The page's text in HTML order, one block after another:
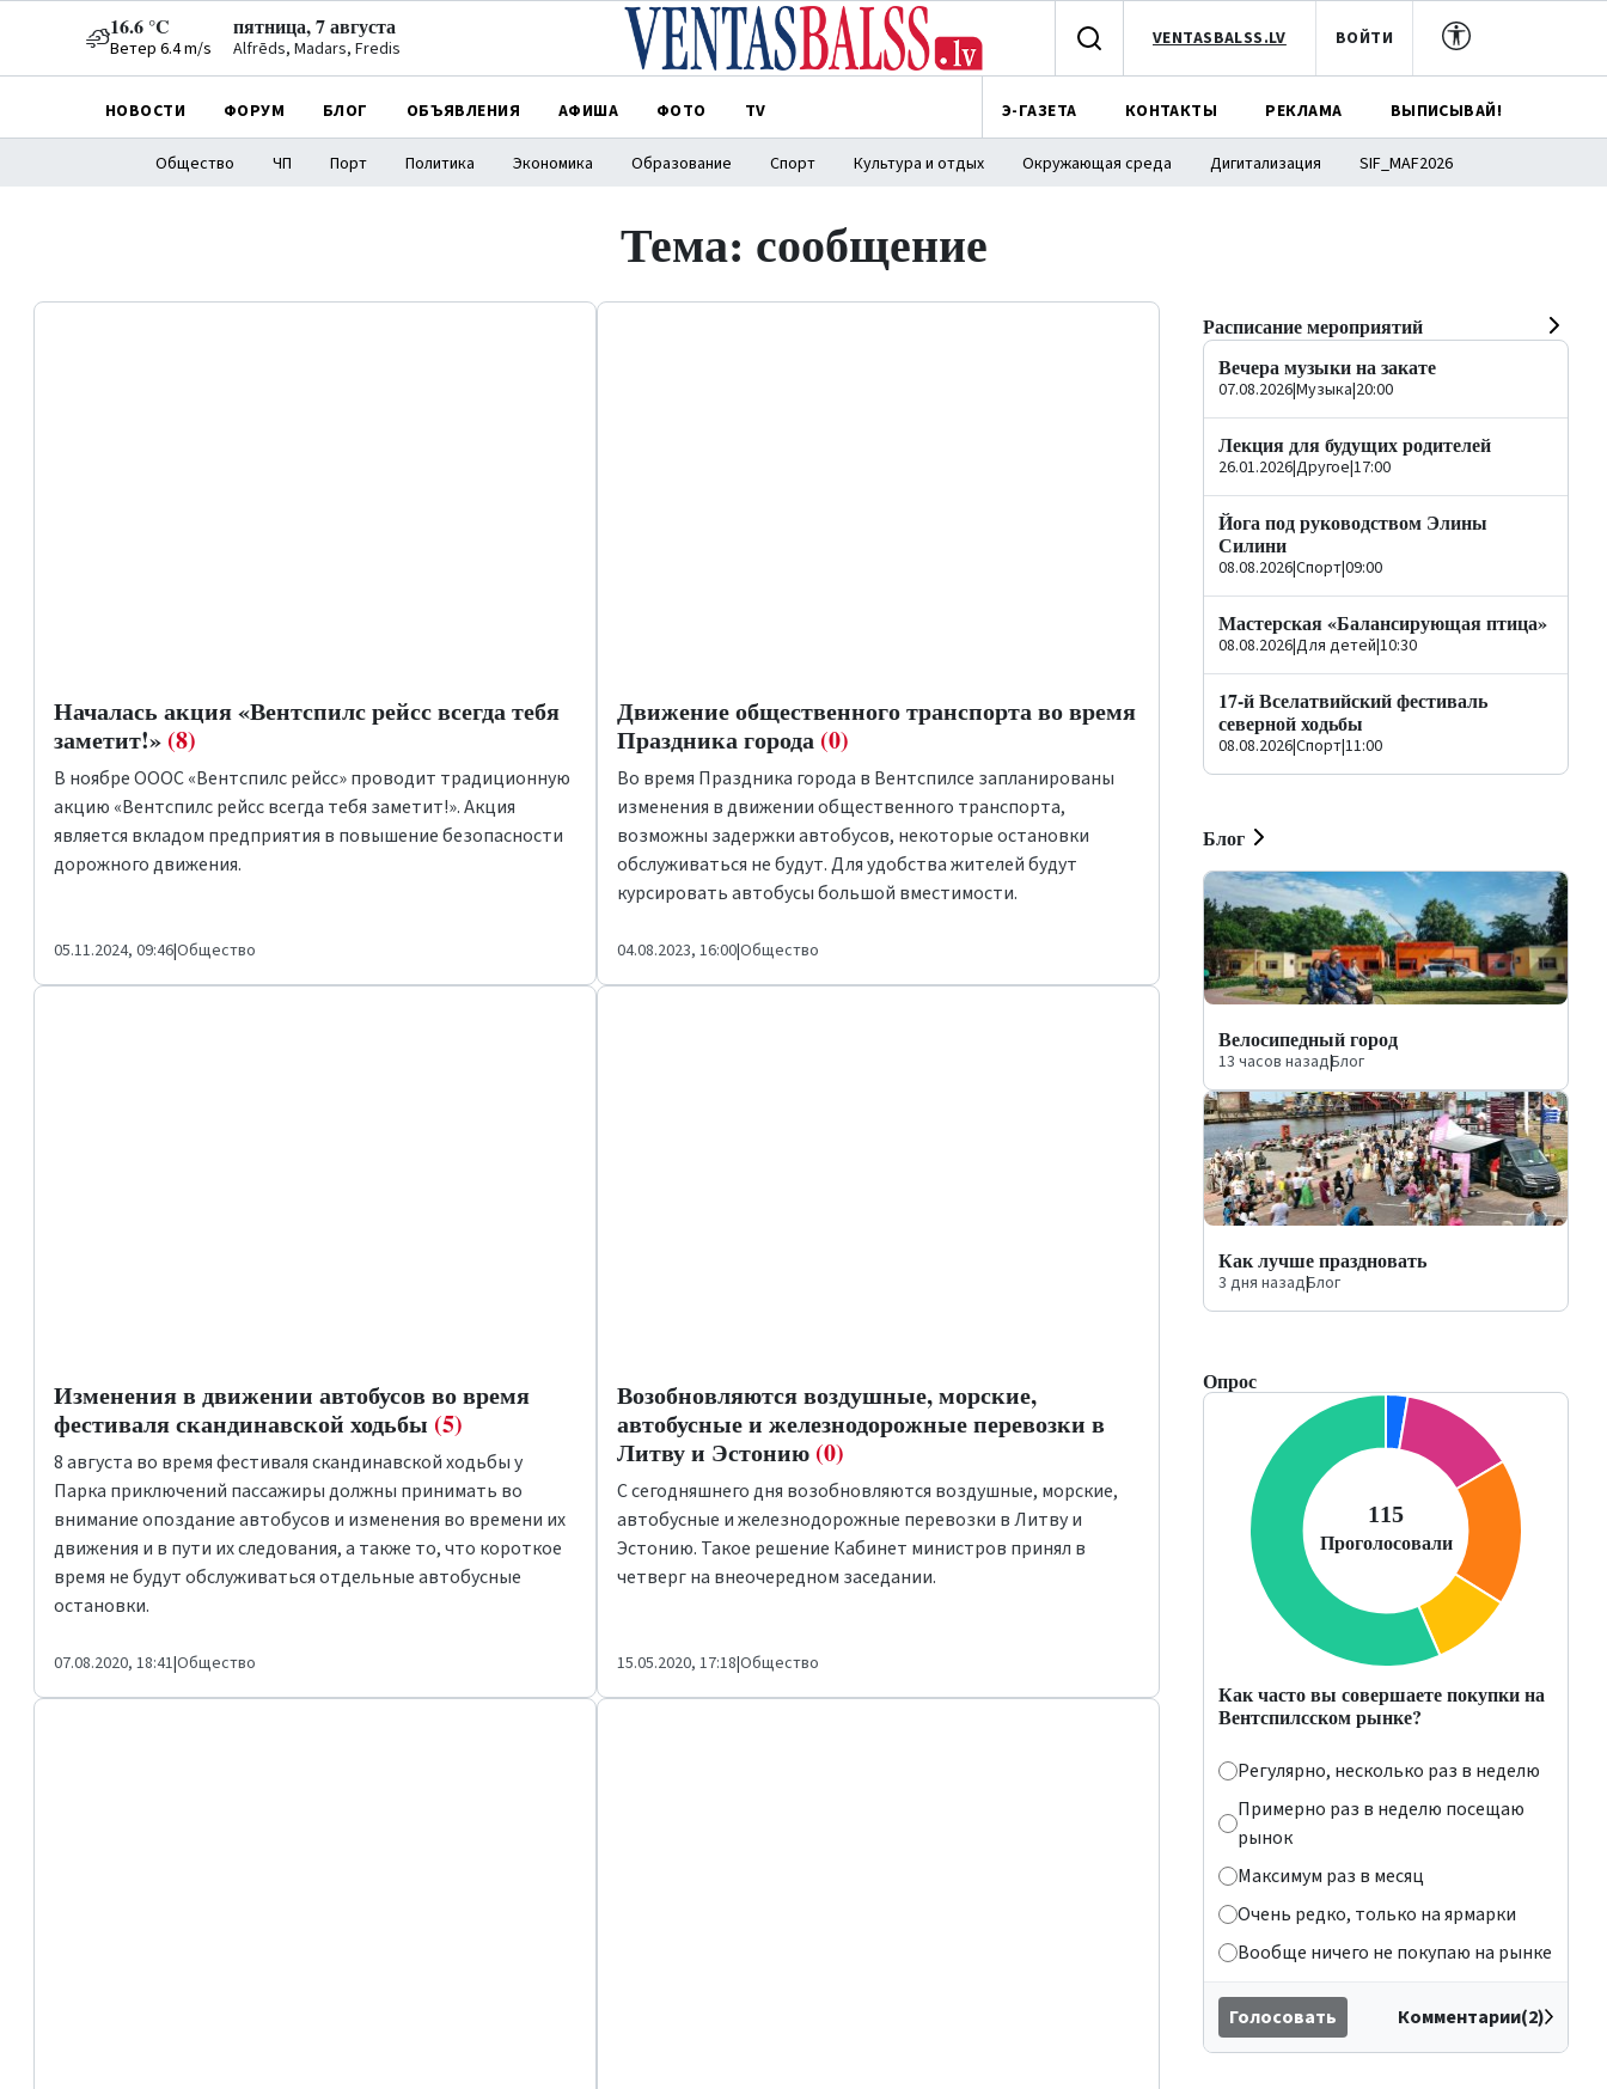
16.6 °C
Ветер 6.4 m/s
пятница, 7 августа
Alfrēds, Madars, Fredis VENTASBALSS.LV ВОЙТИ
НОВОСТИ ФОРУМ БЛОГ ОБЪЯВЛЕНИЯ АФИША ФОТО TV Э-ГАЗЕТА КОНТАКТЫ РЕКЛАМА ВЫПИСЫВАЙ!
Общество ЧП Порт Политика Экономика Образование Спорт Культура и отдых Окружающая среда Дигитализация SIF_MAF2026
Тема: сообщение
Началась акция «Вентспилс рейсс всегда тебя
заметит!» (8)
В ноябре ОООС «Вентспилс рейсс» проводит традиционную
акцию «Вентспилс рейсс всегда тебя заметит!». Акция
является вкладом предприятия в повышение безопасности
дорожного движения.
05.11.2024, 09:46|Общество
Движение общественного транспорта во время
Праздника города (0)
Во время Праздника города в Вентспилсе запланированы
изменения в движении общественного транспорта,
возможны задержки автобусов, некоторые остановки
обслуживаться не будут. Для удобства жителей будут
курсировать автобусы большой вместимости.
04.08.2023, 16:00|Общество
Изменения в движении автобусов во время
фестиваля скандинавской ходьбы (5)
8 августа во время фестиваля скандинавской ходьбы у
Парка приключений пассажиры должны принимать во
внимание опоздание автобусов и изменения во времени их
движения и в пути их следования, а также то, что короткое
время не будут обслуживаться отдельные автобусные
остановки.
07.08.2020, 18:41|Общество
Возобновляются воздушные, морские,
автобусные и железнодорожные перевозки в
Литву и Эстонию (0)
С сегодняшнего дня возобновляются воздушные, морские,
автобусные и железнодорожные перевозки в Литву и
Эстонию. Такое решение Кабинет министров принял в
четверг на внеочередном заседании.
15.05.2020, 17:18|Общество
Расписание мероприятий
Вечера музыки на закате
07.08.2026|Музыка|20:00
Лекция для будущих родителей
26.01.2026|Другое|17:00
Йога под руководством Элины
Силини
08.08.2026|Спорт|09:00
Мастерская «Балансирующая птица»
08.08.2026|Для детей|10:30
17-й Вселатвийский фестиваль
северной ходьбы
08.08.2026|Спорт|11:00
Блог
Велосипедный город
13 часов назад|Блог
Как лучше праздновать
3 дня назад|Блог
Опрос
Как часто вы совершаете покупки на
Вентспилсском рынке?
Регулярно, несколько раз в неделю
Примерно раз в неделю посещаю
рынок
Максимум раз в месяц
Очень редко, только на ярмарки
Вообще ничего не покупаю на рынке
Голосовать Комментарии(2)